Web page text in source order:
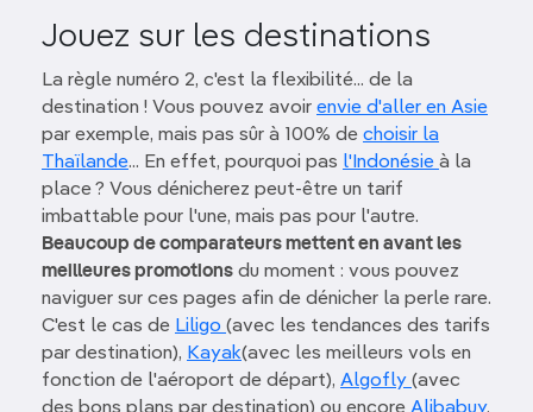
Jouez sur les destinations
La règle numéro 2, c'est la flexibilité... de la
destination ! Vous pouvez avoir envie d'aller en Asie
par exemple, mais pas sûr à 100% de choisir la
Thaïlande... En effet, pourquoi pas l'Indonésie à la
place ? Vous dénicherez peut-être un tarif
imbattable pour l'une, mais pas pour l'autre.
Beaucoup de comparateurs mettent en avant les
meilleures promotions du moment : vous pouvez
naviguer sur ces pages afin de dénicher la perle rare.
C'est le cas de Liligo (avec les tendances des tarifs
par destination), Kayak(avec les meilleurs vols en
fonction de l'aéroport de départ), Algofly (avec